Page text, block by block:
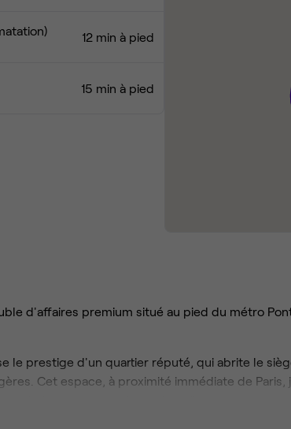
12 min à pied
15 min à pied
d'affaires premium situé au pied du métro
le prestige d'un quartier réputé, qui abrite le
Cet espace, à proximité immédiate de
de transport avec le centre-ville.